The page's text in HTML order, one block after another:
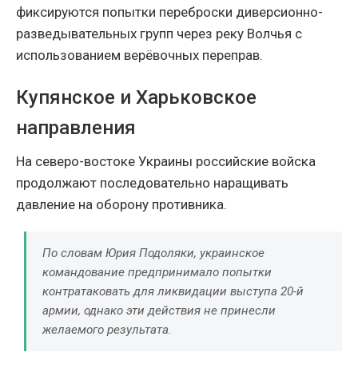
фиксируются попытки переброски диверсионно-
разведывательных групп через реку Волчья с
использованием верёвочных переправ.
Купянское и Харьковское
направления
На северо-востоке Украины российские войска
продолжают последовательно наращивать
давление на оборону противника.
По словам Юрия Подоляки, украинское
командование предпринимало попытки
контратаковать для ликвидации выступа 20-й
армии, однако эти действия не принесли
желаемого результата.